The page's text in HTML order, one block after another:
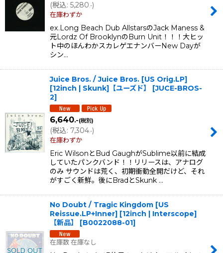
(税込: 5,280.-)
在庫わずか
ex.Long Beach Dub AllstarsのJack Maness &
元Lordz Of BrooklynのBurn Unit！！！大ヒッ
ト中のほんわかスカレゲエナンバーNew Dayが
シン…
Juice Bros. / Juice Bros. [US Orig.LP]
[12inch | Skunk]【ユーズド】
[JUCE-BROS-
2]
6,640.-(税別)
(税込: 7,304.-)
在庫わずか
Eric WilsonとBud GaughがSublime以前に結成
していたパンクバンド！！リリースは、アナログ
のみ サウンドは荒く、初期衝動全開だけど、それ
がすごく新鮮。後にBradとSkunk …
No Doubt / Tragic Kingdom [US
Reissue.LP+Inner] [12inch | Interscope]
【新品】
[B0022088-01]
在庫数 在庫なし